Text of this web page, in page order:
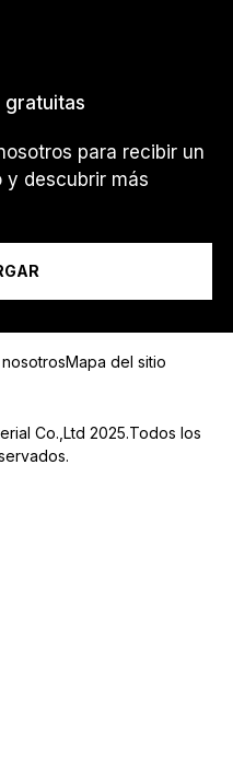
gratuitas
para recibir un
descubrir más
Mapa del sitio
Co.,Ltd 2025.Todos los